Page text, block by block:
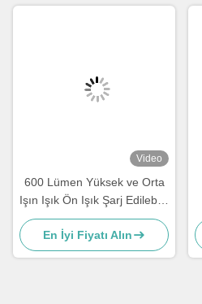
Video
600 Lümen Yüksek ve Orta
Işın Işık Ön Işık Şarj Edilebilir
Su Geçirmez Bisiklet Far
En İyi Fiyatı Alın